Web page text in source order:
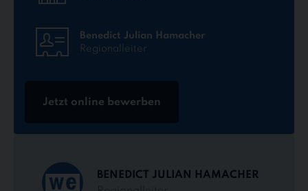
Benedict Julian Hamacher
Regionalleiter
Jetzt online bewerben
BENEDICT JULIAN HAMACHER